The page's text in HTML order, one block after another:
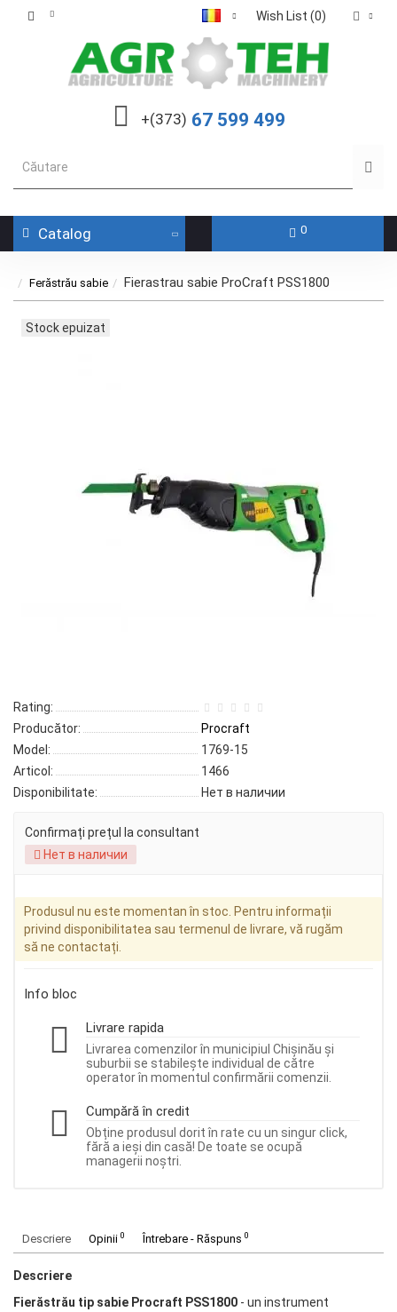
Wish List (0)
+(373) 67 599 499
Catalog 0
Ferăstrău sabie Fierastrau sabie ProCraft PSS1800
Stock epuizat
Rating:
Producător:
Procraft
Model:
1769-15
Articol:
1466
Disponibilitate:
Нет в наличии
Confirmați prețul la consultant
Нет в наличии
Produsul nu este momentan în stoc. Pentru informații
privind disponibilitatea sau termenul de livrare, vă rugăm
să ne contactați.
Info bloc
Livrare rapida
Livrarea comenzilor în municipiul Chișinău și
suburbii se stabilește individual de către
operator în momentul confirmării comenzii.
Cumpără în credit
Obține produsul dorit în rate cu un singur click,
fără a ieși din casă! De toate se ocupă
managerii noștri.
Descriere Opinii 0 Întrebare - Răspuns 0
Descriere
Fierăstrău tip sabie Procraft PSS1800 - un instrument